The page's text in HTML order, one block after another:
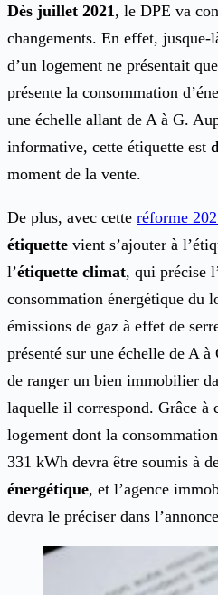
Dès juillet 2021, le DPE va
changements. En effet,
d’un logement ne présentait
présente la consommation
une échelle allant de A à G.
informative, cette étiquette est
moment de la vente.
De plus, avec cette réforme
étiquette vient s’ajouter à
l’étiquette climat, qui précise
consommation énergétique du
émissions de gaz à effet de
présenté sur une échelle de A
de ranger un bien immobilier
laquelle il correspond. Grâce à
logement dont la
331 kWh devra être soumis à
énergétique, et l’agence
devra le préciser dans